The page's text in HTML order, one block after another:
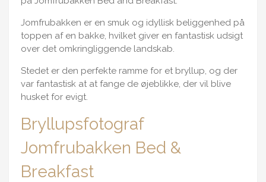
Jomfrubakken er en smuk og idyllisk beliggenhed på
toppen af en bakke, hvilket giver en fantastisk udsigt
over det omkringliggende landskab.
Stedet er den perfekte ramme for et bryllup, og der
var fantastisk at at fange de øjeblikke, der vil blive
husket for evigt.
Bryllupsfotograf
Jomfrubakken Bed &
Breakfast